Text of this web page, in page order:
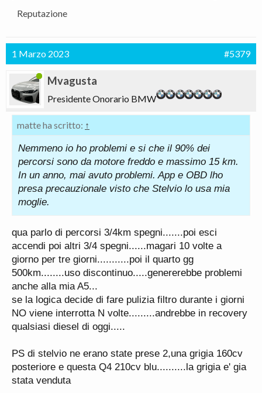
Reputazione
1 Marzo 2023 #5379
Mvagusta
Presidente Onorario BMW
matte ha scritto: ↑
Nemmeno io ho problemi e si che il 90% dei
percorsi sono da motore freddo e massimo 15 km.
In un anno, mai avuto problemi. App e OBD lho
presa precauzionale visto che Stelvio lo usa mia
moglie.
qua parlo di percorsi 3/4km spegni.......poi esci
accendi poi altri 3/4 spegni......magari 10 volte a
giorno per tre giorni...........poi il quarto gg
500km........uso discontinuo.....genererebbe problemi
anche alla mia A5...
se la logica decide di fare pulizia filtro durante i giorni
NO viene interrotta N volte.........andrebbe in recovery
qualsiasi diesel di oggi.....
PS di stelvio ne erano state prese 2,una grigia 160cv
posteriore e questa Q4 210cv blu..........la grigia e' gia
stata venduta